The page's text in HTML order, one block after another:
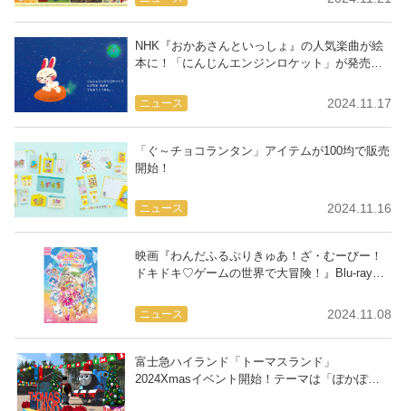
ニュース 2024.11.17
NHK『おかあさんといっしょ』の人気楽曲が絵
本に！「にんじんエンジンロケット」が発売開
ニュース 2024.11.16
「ぐ～チョコランタン」アイテムが100均で販売
開始！
ニュース 2024.11.08
映画『わんだふるぷりきゅあ！ざ・むーびー！
ドキドキ♡ゲームの世界で大冒険！』Blu-ray＆
富士急ハイランド「トーマスランド」
2024Xmasイベント開始！テーマは「ぽかぽか